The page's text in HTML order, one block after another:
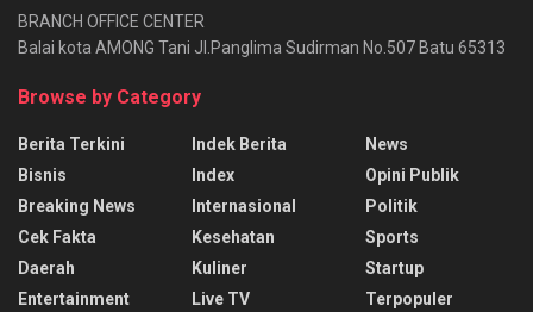
BRANCH OFFICE CENTER
Balai kota AMONG Tani Jl.Panglima Sudirman No.507 Batu 65313
Browse by Category
Berita Terkini
Bisnis
Breaking News
Cek Fakta
Daerah
Entertainment
Indek Berita
Index
Internasional
Kesehatan
Kuliner
Live TV
News
Opini Publik
Politik
Sports
Startup
Terpopuler